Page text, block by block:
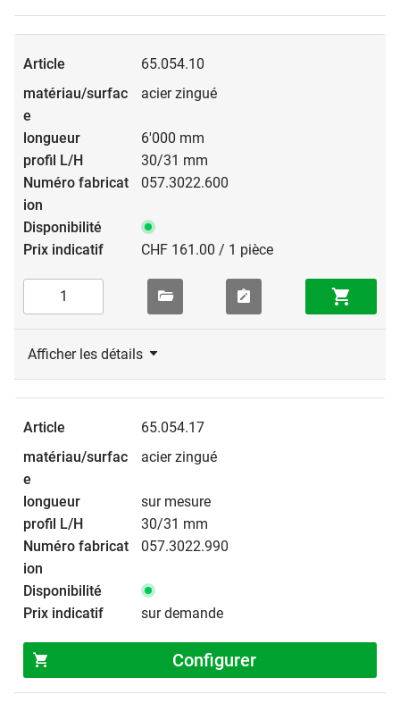
65.054.10
acier zingué
6'000 mm
30/31 mm
057.3022.600
CHF 161.00 / 1 pièce
Afficher les détails
65.054.17
acier zingué
sur mesure
30/31 mm
057.3022.990
sur demande
Configurer